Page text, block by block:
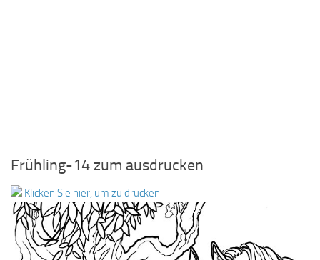
Frühling-14 zum ausdrucken
Klicken Sie hier, um zu drucken